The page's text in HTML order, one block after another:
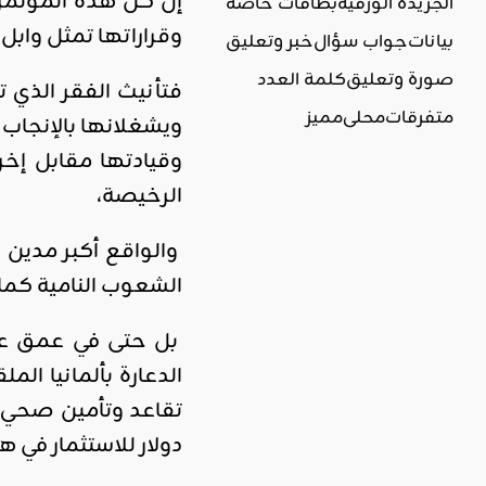
وقراراتها تمثل
فتأنيث الفقر
ويشغلانها
وقيادتها مقابل
الرخيصة،
والواقع أكبر
الشعوب النامية
بل حتى في عمق
الدعارة بألمانيا
دولار للاستثمار في
بياناتجواب سؤالخبر وتعليق
صورة وتعليقكلمة العدد
متفرقاتمحليمميز